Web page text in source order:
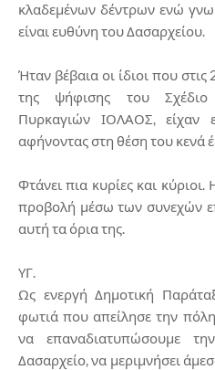
κλαδεμένων δέντρων ενώ
είναι ευθύνη του Δασαρχείου.
Ήταν βέβαια οι ίδιοι που
της ψήφισης του Σχέδιο
Πυρκαγιών ΙΟΛΑΟΣ, είχαν
αφήνοντας στη θέση του κενά
Φτάνει πια κυρίες και
προβολή μέσω των συνεχών
αυτή τα όρια της.
ΥΓ.
Ως ενεργή Δημοτική
φωτιά που απείλησε την
να επαναδιατυπώσουμε
Δασαρχείο, να μεριμνήσει